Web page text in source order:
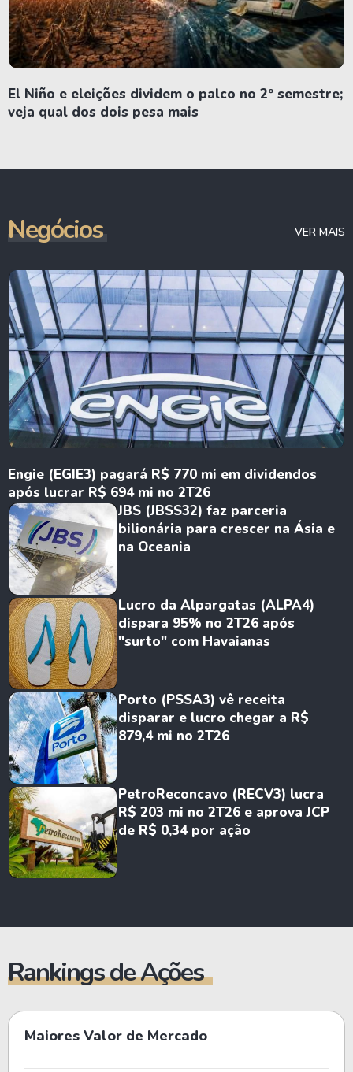
El Niño e eleições dividem o palco no 2º semestre;
veja qual dos dois pesa mais
Negócios VER MAIS
Engie (EGIE3) pagará R$ 770 mi em dividendos
após lucrar R$ 694 mi no 2T26
JBS (JBSS32) faz parceria
bilionária para crescer na Ásia e
na Oceania
Lucro da Alpargatas (ALPA4)
dispara 95% no 2T26 após
"surto" com Havaianas
Porto (PSSA3) vê receita
disparar e lucro chegar a R$
879,4 mi no 2T26
PetroReconcavo (RECV3) lucra
R$ 203 mi no 2T26 e aprova JCP
de R$ 0,34 por ação
Rankings de Ações
Maiores Valor de Mercado